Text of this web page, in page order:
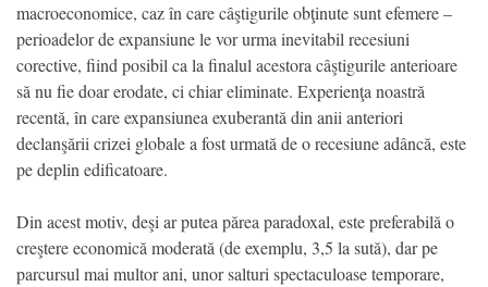
macroeconomice, caz în care câştigurile obţinute sunt efemere –
perioadelor de expansiune le vor urma inevitabil recesiuni
corective, fiind posibil ca la finalul acestora câştigurile anterioare
să nu fie doar erodate, ci chiar eliminate. Experienţa noastră
recentă, în care expansiunea exuberantă din anii anteriori
declanşării crizei globale a fost urmată de o recesiune adâncă, este
pe deplin edificatoare.
Din acest motiv, deşi ar putea părea paradoxal, este preferabilă o
creştere economică moderată (de exemplu, 3,5 la sută), dar pe
parcursul mai multor ani, unor salturi spectaculoase temporare,